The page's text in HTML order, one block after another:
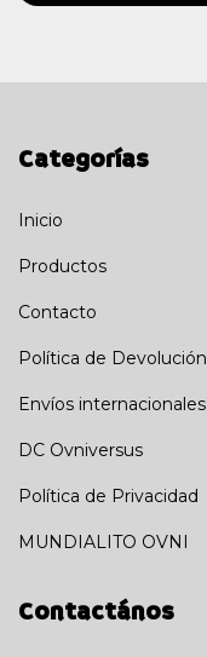
Categorías
Inicio
Productos
Contacto
Política de Devolución
Envíos internacionales
DC Ovniversus
Política de Privacidad
MUNDIALITO OVNI
Contactános